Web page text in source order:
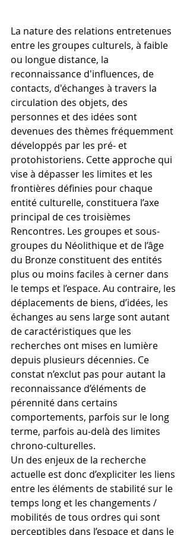
La nature des relations entretenues
entre les groupes culturels, à faible
ou longue distance, la
reconnaissance d'influences, de
contacts, d'échanges à travers la
circulation des objets, des
personnes et des idées sont
devenues des thèmes fréquemment
développés par les pré- et
protohistoriens. Cette approche qui
vise à dépasser les limites et les
frontières définies pour chaque
entité culturelle, constituera l’axe
principal de ces troisièmes
Rencontres. Les groupes et sous-
groupes du Néolithique et de l’âge
du Bronze constituent des entités
plus ou moins faciles à cerner dans
le temps et l’espace. Au contraire, les
déplacements de biens, d’idées, les
échanges au sens large sont autant
de caractéristiques que les
recherches ont mises en lumière
depuis plusieurs décennies. Ce
constat n’exclut pas pour autant la
reconnaissance d’éléments de
pérennité dans certains
comportements, parfois sur le long
terme, parfois au-delà des limites
chrono-culturelles.
Un des enjeux de la recherche
actuelle est donc d’expliciter les liens
entre les éléments de stabilité sur le
temps long et les changements /
mobilités de tous ordres qui sont
perceptibles dans l’espace et dans le